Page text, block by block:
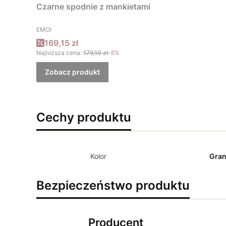
Czarne spodnie z mankietami
PRODUCENT
EMOI
Cena promocyjna
169,15 zł
Najniższa cena: 179,10 zł-6%
Zobacz produkt
Cechy produktu
Kolor
Bezpieczeństwo produktu
Producent